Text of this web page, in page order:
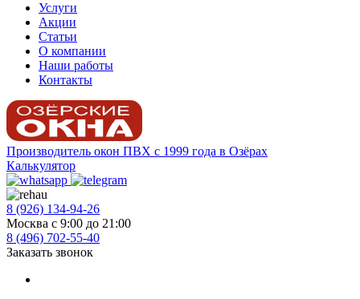
Услуги
Акции
Статьи
О компании
Наши работы
Контакты
Производитель окон ПВХ с 1999 года в Озёрах
Калькулятор
8 (926) 134-94-26
Москва с 9:00 до 21:00
8 (496) 702-55-40
Заказать звонок